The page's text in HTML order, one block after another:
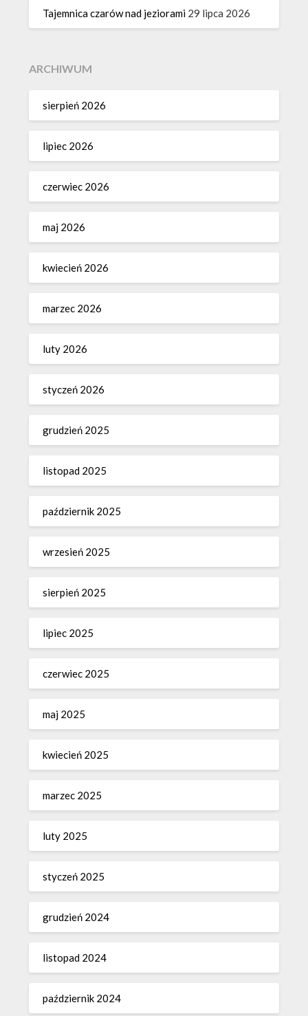
Tajemnica czarów nad jeziorami 29 lipca 2026
ARCHIWUM
sierpień 2026
lipiec 2026
czerwiec 2026
maj 2026
kwiecień 2026
marzec 2026
luty 2026
styczeń 2026
grudzień 2025
listopad 2025
październik 2025
wrzesień 2025
sierpień 2025
lipiec 2025
czerwiec 2025
maj 2025
kwiecień 2025
marzec 2025
luty 2025
styczeń 2025
grudzień 2024
listopad 2024
październik 2024